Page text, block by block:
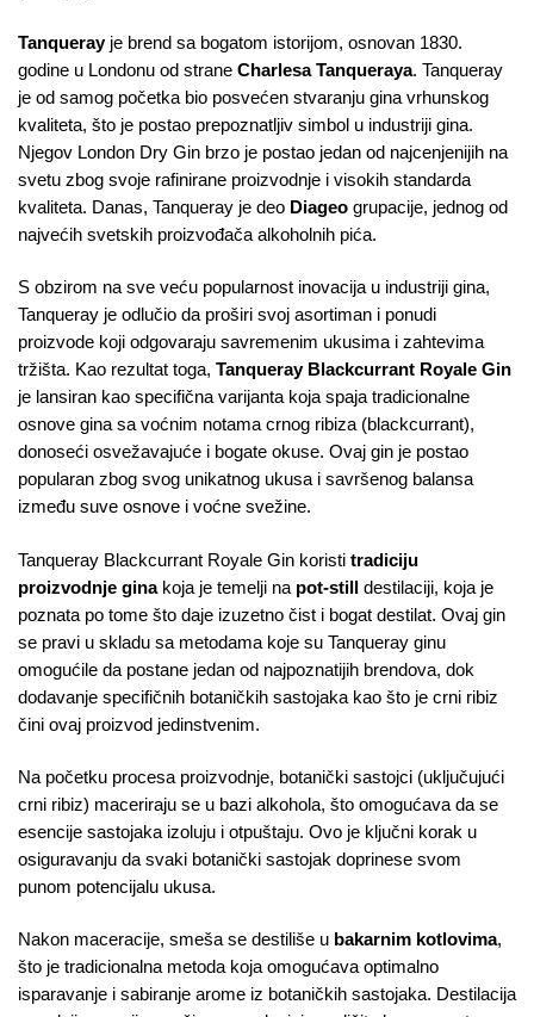
Tanquerayje brend sa bogatom istorijom, osnovan 1830.
godine u Londonu od strane Charlesa Tanqueraya. Tanqueray
je od samog početka bio posvećen stvaranju gina vrhunskog
kvaliteta, što je postao prepoznatljiv simbol u industriji gina.
Njegov London Dry Gin brzo je postao jedan od najcenjenijih na
svetu zbog svoje rafinirane proizvodnje i visokih standarda
kvaliteta. Danas, Tanqueray je deo Diageo grupacije, jednog od
najvećih svetskih proizvođača alkoholnih pića.
S obzirom na sve veću popularnost inovacija u industriji gina,
Tanqueray je odlučio da proširi svoj asortiman i ponudi
proizvode koji odgovaraju savremenim ukusima i zahtevima
tržišta. Kao rezultat toga, Tanqueray Blackcurrant Royale Gin
je lansiran kao specifična varijanta koja spaja tradicionalne
osnove gina sa voćnim notama crnog ribiza (blackcurrant),
donoseći osvežavajuće i bogate okuse. Ovaj gin je postao
popularan zbog svog unikatnog ukusa i savršenog balansa
između suve osnove i voćne svežine.
Tanqueray Blackcurrant Royale Gin koristi tradiciju
proizvodnje ginakoja je temelji na pot-still destilaciji, koja je
poznata po tome što daje izuzetno čist i bogat destilat. Ovaj gin
se pravi u skladu sa metodama koje su Tanqueray ginu
omogućile da postane jedan od najpoznatijih brendova, dok
dodavanje specifičnih botaničkih sastojaka kao što je crni ribiz
čini ovaj proizvod jedinstvenim.
Na početku procesa proizvodnje, botanički sastojci (uključujući
crni ribiz) maceriraju se u bazi alkohola, što omogućava da se
esencije sastojaka izoluju i otpuštaju. Ovo je ključni korak u
osiguravanju da svaki botanički sastojak doprinese svom
punom potencijalu ukusa.
Nakon maceracije, smeša se destiliše u bakarnim kotlovima,
što je tradicionalna metoda koja omogućava optimalno
isparavanje i sabiranje arome iz botaničkih sastojaka. Destilacija